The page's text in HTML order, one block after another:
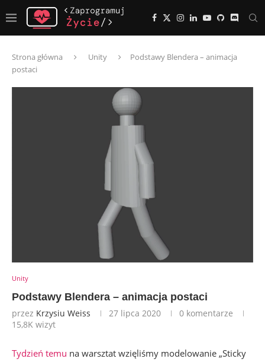
Strona główna Unity
Podstawy Blendera – animacja
postaci
Unity
Podstawy Blendera – animacja postaci
przez Krzysiu Weiss 27 lipca 2020
0 komentarze
15,8K wizyt
Tydzień temu na warsztat wzięliśmy modelowanie „Sticky